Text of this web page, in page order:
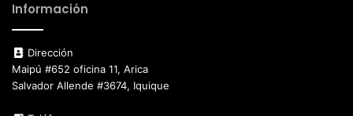
Información
Dirección
Maipú #652 oficina 11, Arica
Salvador Allende #3674, Iquique